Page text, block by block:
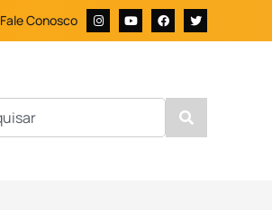
Fale Conosco